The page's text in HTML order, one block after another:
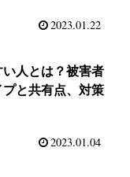
2023.01.22
い人とは？被害者
と共有点、対策
2023.01.04